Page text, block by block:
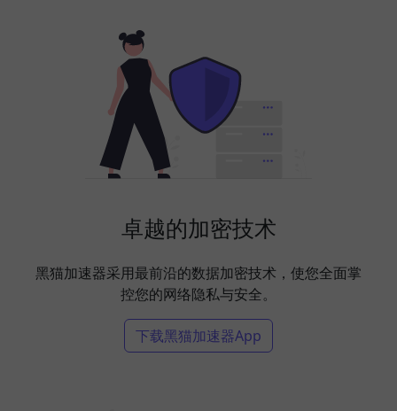
卓越的加密技术
黑猫加速器采用最前沿的数据加密技术，使您全面掌
控您的网络隐私与安全。
下载黑猫加速器App